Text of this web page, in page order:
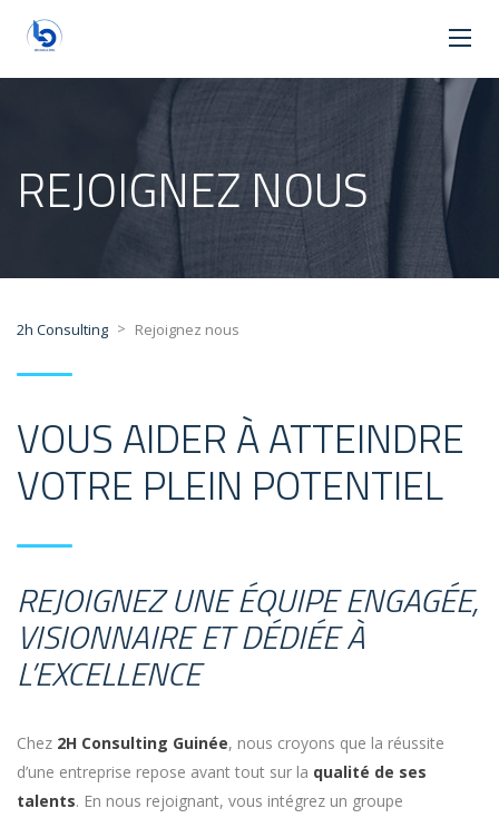
REJOIGNEZ NOUS
2h Consulting > Rejoignez nous
VOUS AIDER À ATTEINDRE
VOTRE PLEIN POTENTIEL
REJOIGNEZ UNE ÉQUIPE ENGAGÉE,
VISIONNAIRE ET DÉDIÉE À
L’EXCELLENCE
Chez 2H Consulting Guinée, nous croyons que la réussite
d’une entreprise repose avant tout sur la qualité de ses
talents. En nous rejoignant, vous intégrez un groupe